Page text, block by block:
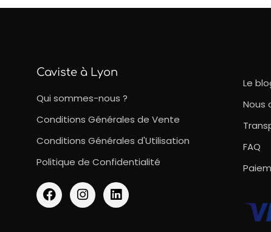
Caviste à Lyon
Qui sommes-nous ?
Conditions Générales de Vente
Conditions Générales d'Utilisation
Politique de Confidentialité
Le
Nous
FAQ